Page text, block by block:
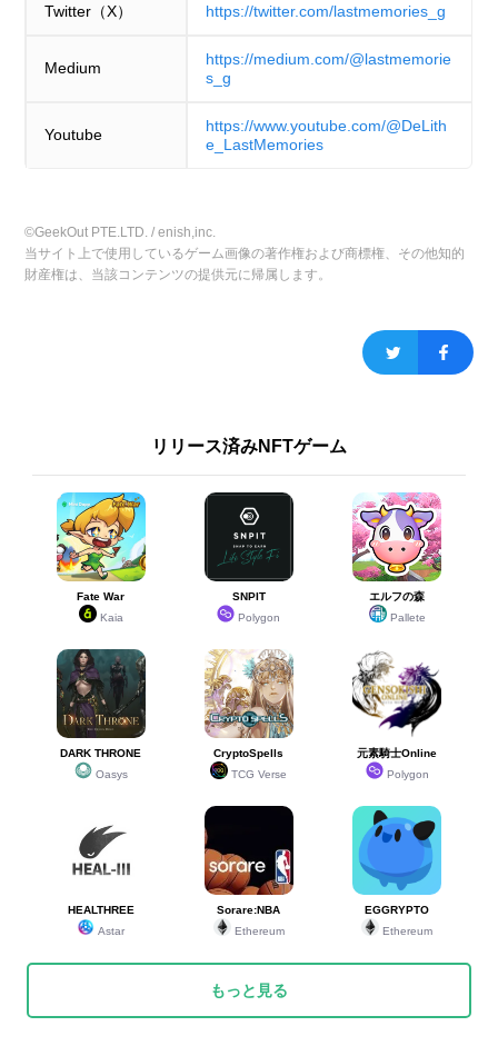
Twitter（X） https://twitter.com/lastmemories_g
Medium
https://medium.com/@lastmemorie
s_g
Youtube
https://www.youtube.com/@DeLith
e_LastMemories
©GeekOut PTE.LTD. / enish,inc.
当サイト上で使用しているゲーム画像の著作権および商標権、その他知的
財産権は、当該コンテンツの提供元に帰属します。
リリース済みNFTゲーム
Fate War
Kaia
SNPIT
Polygon
エルフの森
Pallete
DARK THRONE
Oasys
CryptoSpells
TCG Verse
元素騎士Online
Polygon
HEALTHREE
Astar
Sorare:NBA
Ethereum
EGGRYPTO
Ethereum
もっと見る